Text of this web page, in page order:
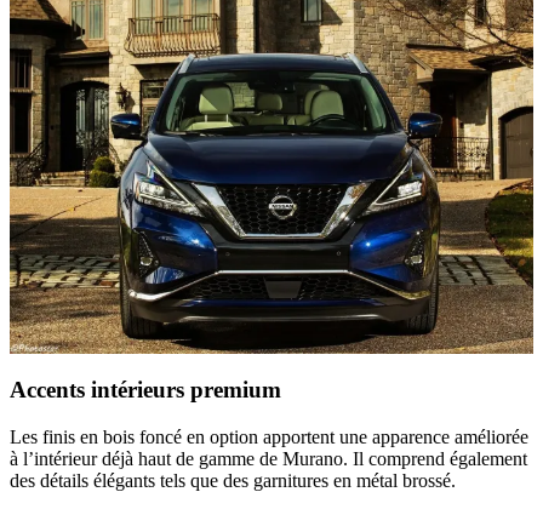
Accents intérieurs premium
Les finis en bois foncé en option apportent une apparence améliorée
à l’intérieur déjà haut de gamme de Murano. Il comprend également
des détails élégants tels que des garnitures en métal brossé.